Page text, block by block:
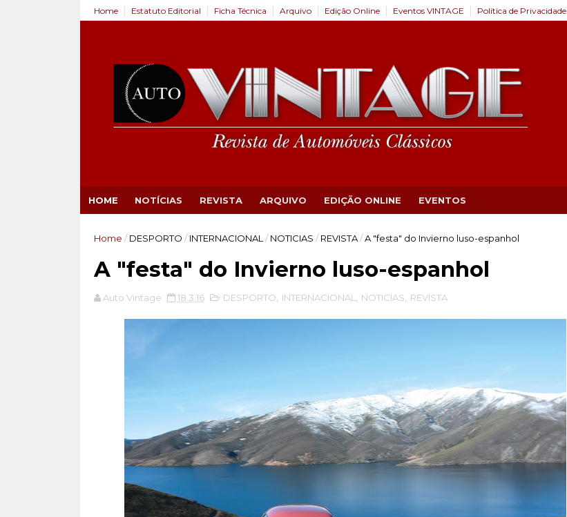
Home Estatuto Editorial Ficha Técnica Arquivo Edição Online Eventos VINTAGE Política de Privacidade
HOME NOTÍCIAS REVISTA ARQUIVO EDIÇÃO ONLINE EVENTOS
Home / DESPORTO / INTERNACIONAL / NOTICIAS / REVISTA / A "festa" do Invierno luso-espanhol
A "festa" do Invierno luso-espanhol
Auto Vintage 18.3.16 DESPORTO INTERNACIONAL NOTICIAS REVISTA